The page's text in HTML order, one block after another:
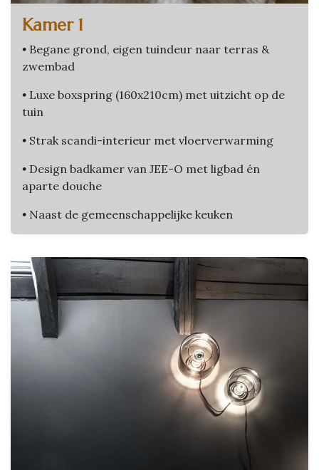
Kamer 1
• Begane grond, eigen tuindeur naar terras &
zwembad
• Luxe boxspring (160x210cm) met uitzicht op de
tuin
• Strak scandi-interieur met vloerverwarming
• Design badkamer van JEE-O met ligbad én
aparte douche
• Naast de gemeenschappelijke keuken